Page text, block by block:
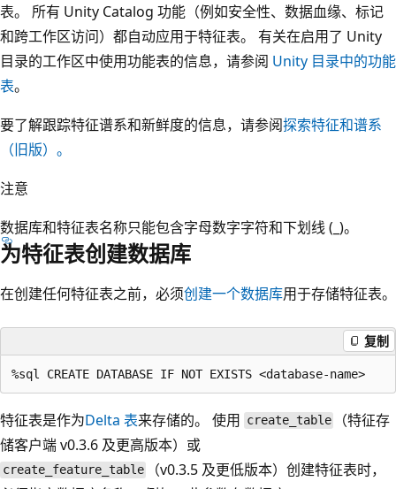
表。 所有 Unity Catalog 功能（例如安全性、数据血缘、标记
和跨工作区访问）都自动应用于特征表。 有关在启用了 Unity
目录的工作区中使用功能表的信息，请参阅 Unity 目录中的功能
表。
要了解跟踪特征谱系和新鲜度的信息，请参阅探索特征和谱系
（旧版）。
注意
数据库和特征表名称只能包含字母数字字符和下划线 (_)。
为特征表创建数据库
在创建任何特征表之前，必须创建一个数据库用于存储特征表。
复制
特征表是作为Delta 表来存储的。 使用 create_table
（特征存
储客户端 v0.3.6 及更高版本）或
create_feature_table
（v0.3.5 及更低版本）创建特征表时，